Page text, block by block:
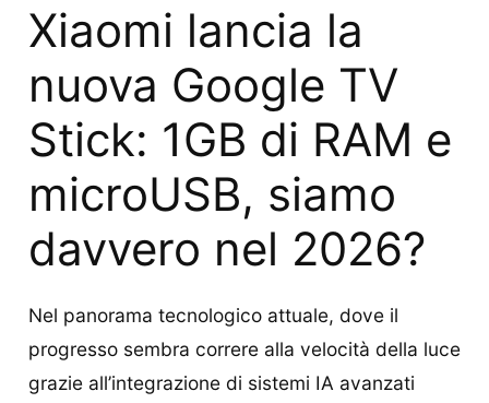
Xiaomi lancia la
nuova Google TV
Stick: 1GB di RAM e
microUSB, siamo
davvero nel 2026?
Nel panorama tecnologico attuale, dove il
progresso sembra correre alla velocità della luce
grazie all’integrazione di sistemi IA avanzati